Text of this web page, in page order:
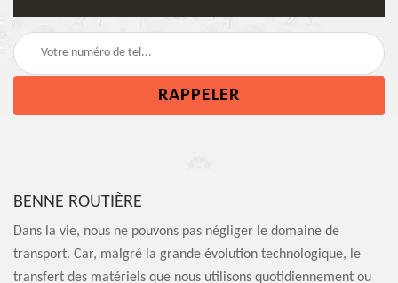
BENNE ROUTIÈRE
Dans la vie, nous ne pouvons pas négliger le domaine de
transport. Car, malgré la grande évolution technologique, le
transfert des matériels que nous utilisons quotidiennement ou